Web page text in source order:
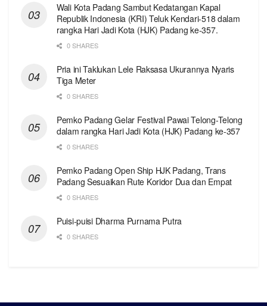
Wali Kota Padang Sambut Kedatangan Kapal
Republik Indonesia (KRI) Teluk Kendari-518 dalam
rangka Hari Jadi Kota (HJK) Padang ke-357.
0 SHARES
Pria ini Taklukan Lele Raksasa Ukurannya Nyaris
Tiga Meter
0 SHARES
Pemko Padang Gelar Festival Pawai Telong-Telong
dalam rangka Hari Jadi Kota (HJK) Padang ke-357
0 SHARES
Pemko Padang Open Ship HJK Padang, Trans
Padang Sesuaikan Rute Koridor Dua dan Empat
0 SHARES
Puisi-puisi Dharma Purnama Putra
0 SHARES